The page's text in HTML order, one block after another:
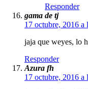
Responder
gama de tj
17 octubre, 2016 a
jaja que weyes, lo
Responder
Azura fh
17 octubre, 2016 a